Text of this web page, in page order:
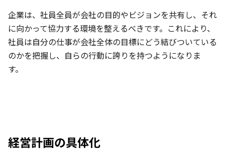
企業は、社員全員が会社の目的やビジョンを共有し、それ
に向かって協力する環境を整えるべきです。これにより、
社員は自分の仕事が会社全体の目標にどう結びついている
のかを把握し、自らの行動に誇りを持つようになりま
す。
経営計画の具体化